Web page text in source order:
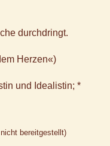
durchdringt.
Herzen«)
und Idealistin; *
bereitgestellt)